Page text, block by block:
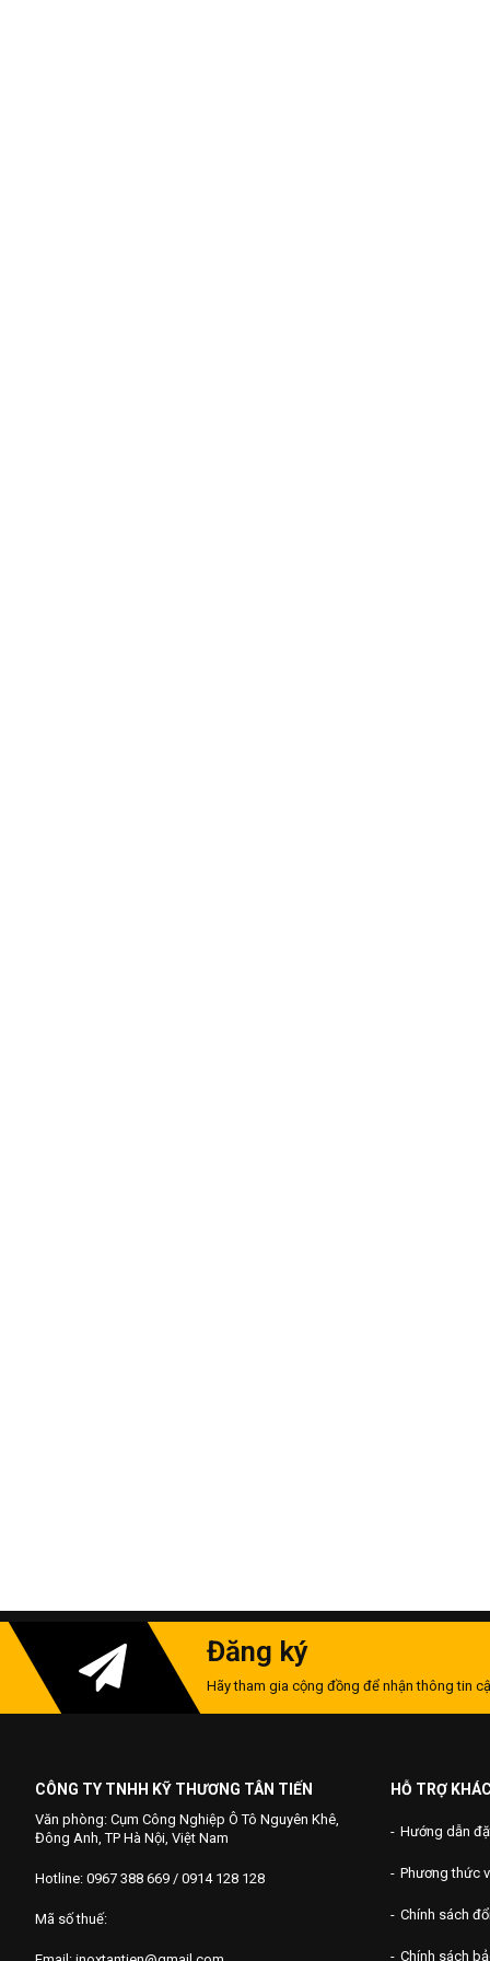
Đăng ký
Hãy tham gia cộng đồng để nhận thông tin
CÔNG TY TNHH KỸ THƯƠNG TÂN TIẾN
Văn phòng: Cụm Công Nghiệp Ô Tô Nguyên Khê,
Đông Anh, TP Hà Nội, Việt Nam
Hotline: 0967 388 669 / 0914 128 128
Mã số thuế:
HỖ TRỢ
Hướng dẫn
Phương thức
Chính sách
Chính sách